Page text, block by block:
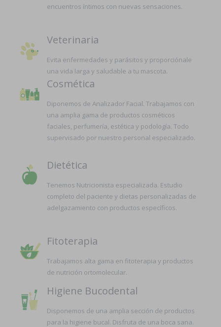
encuentros íntimos con nuevas sensaciones.
Veterinaria
Evita enfermedades y parásitos y proporciónale
una vida larga y saludable a tu mascota.
Cosmética
Diponemos de Analizador Facial. Trabajamos con
una amplia gama de productos cosméticos
faciales, perfumería, estética y podología. Todo
supervisado por nuestro personal especializado.
Dietética
Tenemos Nutricionista especializada. Estudio
completo del paciente y dietas personalizadas de
adelgazamiento con productos específicos.
Fitoterapia
Trabajamos alta gama en fitoterapia y productos
de nutrición ortomolecular.
Higiene Bucodental
Disponemos de una amplia sección de productos
para la higiene bucal. Disfruta de una boca sana.